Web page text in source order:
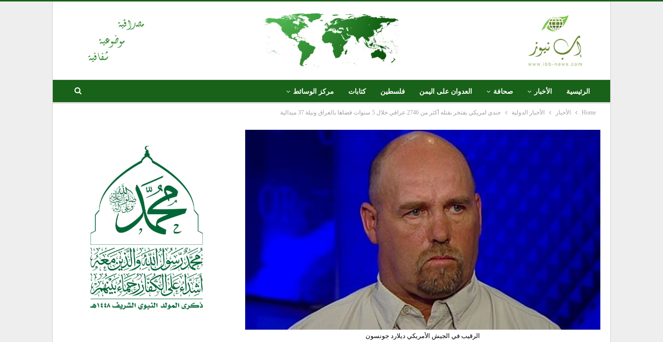
الرئيسية الأخبار صحافة العدوان على اليمن فلسطين كتابات مركز الوسائط
Home الأخبار الأخبار الدولية جندي امريكي يفتخر بقتله أكثر من 2746 عراقي خلال 5 سنوات قضاها بالعراق ونيلة 37 ميدالية
الرقيب في الجيش الأمريكي ديلارد جونسون